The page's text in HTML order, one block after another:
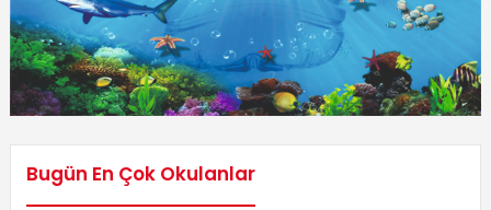
Bugün En Çok Okulanlar